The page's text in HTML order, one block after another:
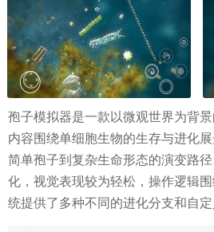
孢子模拟器是一款以微观世界为背
内容围绕单细胞生物的生存与进化
简单孢子到复杂生命形态的演变路
化，视觉表现较为轻松，操作逻辑
统提供了多种不同的进化分支和自定